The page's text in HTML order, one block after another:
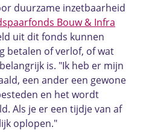
duurzame inzetbaarheid
Bouw & Infra
uit dit fonds kunnen
betalen of verlof, of wat
is. "Ik heb er mijn
een ander een gewone
en het wordt
Als je er een tijdje van af
oplopen."